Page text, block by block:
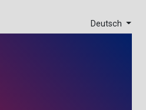
Deutsch